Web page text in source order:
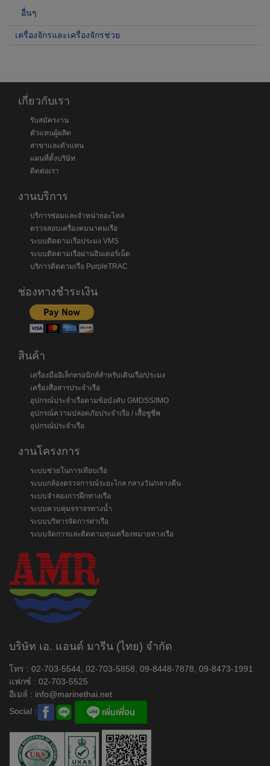
อื่นๆ
เครื่องจักรและเครื่องจักรช่วย
เกี่ยวกับเรา
รับสมัครงาน
ตัวแทนผู้ผลิต
สาขาและตัวแทน
แผนที่ตั้งบริษัท
ติดต่อเรา
งานบริการ
บริการซ่อมและจำหน่ายอะไหล่
ตรวจสอบเครื่องคมนาคมเรือ
ระบบติดตามเรือประมง VMS
ระบบติดตามเรือผ่านอินเตอร์เน็ต
บริการติดตามเรือ PurpleTRAC
ช่องทางชำระเงิน
สินค้า
เครื่องมืออิเล็กทรอนิกส์สำหรับเดินเรือ/ประมง
เครื่องสื่อสารประจำเรือ
อุปกรณ์ประจำเรือตามข้อบังคับ GMDSS/IMO
อุปกรณ์ความปลอดภัยประจำเรือ / เสื้อชูชีพ
อุปกรณ์ประจำเรือ
งานโครงการ
ระบบช่วยในการเทียบเรือ
ระบบกล้องตรวจการณ์ระยะไกล กลางวัน/กลางคืน
ระบบจำลองการฝึกทางเรือ
ระบบควบคุมจราจรทางน้ำ
ระบบบริหารจัดการท่าเรือ
ระบบจัดการและติดตามทุ่นเครื่องหมายทางเรือ
บริษัท เอ. แอนด์ มารีน (ไทย) จำกัด
โทร : 02-703-5544, 02-703-5858, 09-8448-7878, 09-8473-1991
แฟกซ์ : 02-703-5525
อีเมล์ : info@marinethai.net
Social :